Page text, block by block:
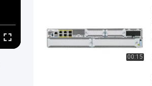
00:15